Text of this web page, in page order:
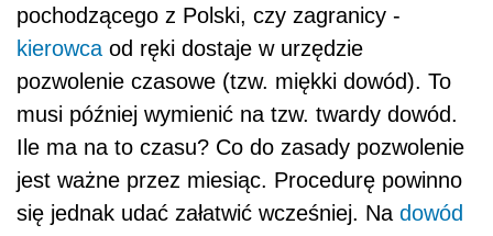
pochodzącego z Polski, czy zagranicy -
kierowca od ręki dostaje w urzędzie
pozwolenie czasowe (tzw. miękki dowód). To
musi później wymienić na tzw. twardy dowód.
Ile ma na to czasu? Co do zasady pozwolenie
jest ważne przez miesiąc. Procedurę powinno
się jednak udać załatwić wcześniej. Na dowód